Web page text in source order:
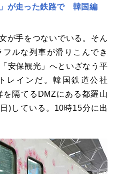
が走った鉄路で 韓国編
が手をつないでいる。そん
ルな列車が滑りこんでき
安保観光」へといざなう平
レインだ。韓国鉄道公社
隔てるDMZにある都羅山
)している。10時15分に出